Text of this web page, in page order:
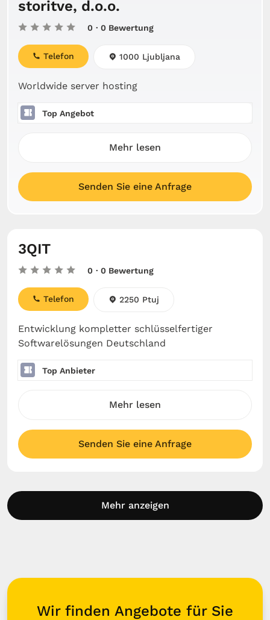
storitve, d.o.o.
0 · 0 Bewertung
Worldwide server hosting
Telefon 1000 Ljubljana
Top Angebot
Mehr lesen
Senden Sie eine Anfrage
3QIT
0 · 0 Bewertung
Entwicklung kompletter schlüsselfertiger
Softwarelösungen Deutschland
Telefon 2250 Ptuj
Top Anbieter
Mehr lesen
Senden Sie eine Anfrage
Mehr anzeigen
Wir finden Angebote für Sie